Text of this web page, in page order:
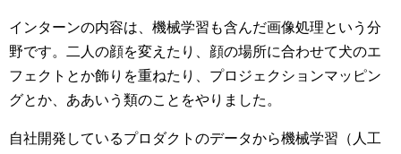
インターンの内容は、機械学習も含んだ画像処理という分
野です。二人の顔を変えたり、顔の場所に合わせて犬のエ
フェクトとか飾りを重ねたり、プロジェクションマッピン
グとか、ああいう類のことをやりました。
自社開発しているプロダクトのデータから機械学習（人工